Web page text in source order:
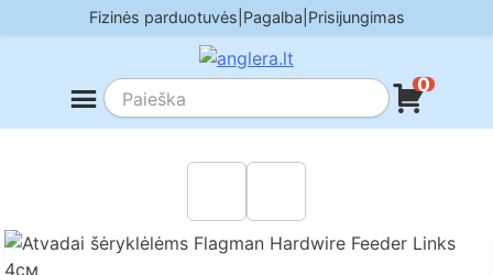
to
Fizinės parduotuvės Pagalba Prisijungimas
0